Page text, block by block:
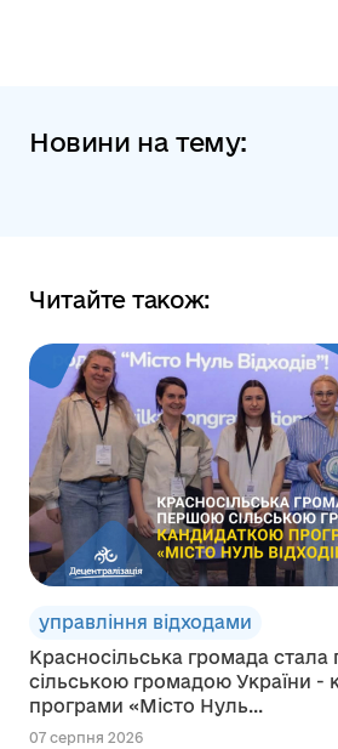
Новини на тему:
Читайте також:
управління відходами
Красносільська громада
сільською громадою України -
програми «Місто Нуль...
07 серпня 2026